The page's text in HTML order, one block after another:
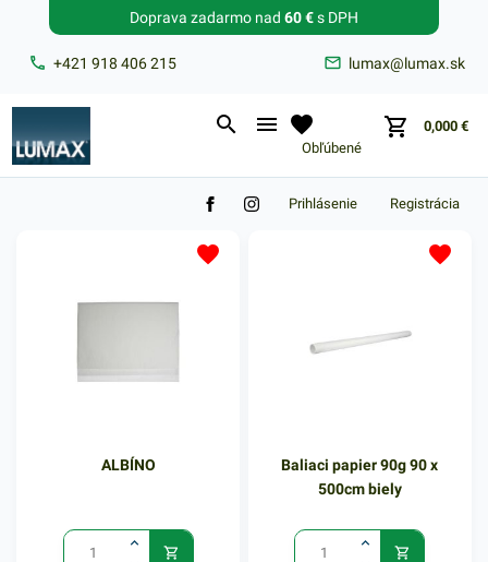
+421 918 406 215 lumax@lumax.sk
Doprava zadarmo nad 60 €s DPH
Obľúbené
0,000 €
Zabudnuté heslo?
Registrácia
Prihlásenie
ALBÍNO
Baliaci papier 90g 90 x
500cm biely